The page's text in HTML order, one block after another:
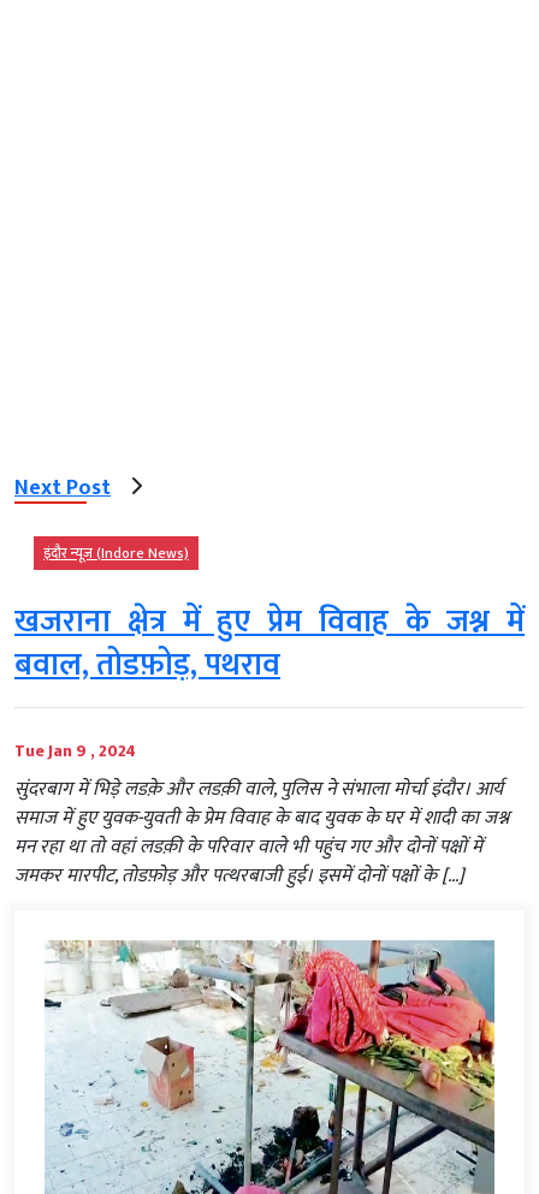
Next Post
इंदौर न्यूज़ (Indore News)
खजराना क्षेत्र में हुए प्रेम विवाह के जश्न में
बवाल, तोडफ़ोड़, पथराव
Tue Jan 9 , 2024
सुंदरबाग में भिड़े लडक़े और लडक़ी वाले, पुलिस ने संभाला मोर्चा इंदौर। आर्य
समाज में हुए युवक-युवती के प्रेम विवाह के बाद युवक के घर में शादी का जश्न
मन रहा था तो वहां लडक़ी के परिवार वाले भी पहुंच गए और दोनों पक्षों में
जमकर मारपीट, तोडफ़ोड़ और पत्थरबाजी हुई। इसमें दोनों पक्षों के […]